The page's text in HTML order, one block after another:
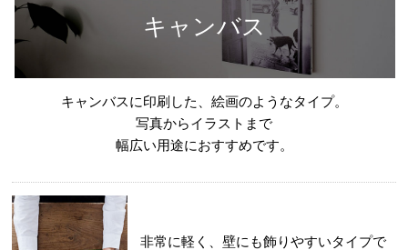
キャンバス
キャンバスに印刷した、絵画のようなタイプ。
写真からイラストまで
幅広い用途におすすめです。
非常に軽く、壁にも飾りやすいタイプで